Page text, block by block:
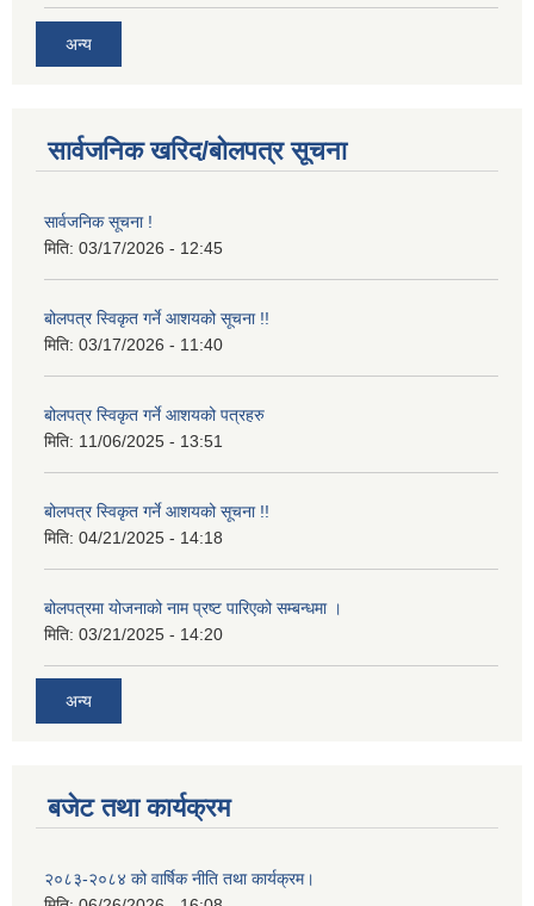
अन्य
सार्वजनिक खरिद/बोलपत्र सूचना
सार्वजनिक सूचना !
मिति: 03/17/2026 - 12:45
बोलपत्र स्विकृत गर्ने आशयको सूचना !!
मिति: 03/17/2026 - 11:40
बोलपत्र स्विकृत गर्ने आशयको पत्रहरु
मिति: 11/06/2025 - 13:51
बोलपत्र स्विकृत गर्ने आशयको सूचना !!
मिति: 04/21/2025 - 14:18
बोलपत्रमा योजनाको नाम प्रष्ट पारिएको सम्बन्धमा ।
मिति: 03/21/2025 - 14:20
अन्य
बजेट तथा कार्यक्रम
२०८३-२०८४ को वार्षिक नीति तथा कार्यक्रम।